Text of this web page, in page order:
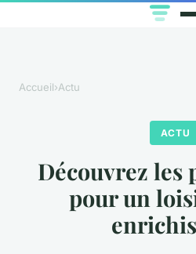
Accueil›Actu
ACTU
Découvrez les
pour un